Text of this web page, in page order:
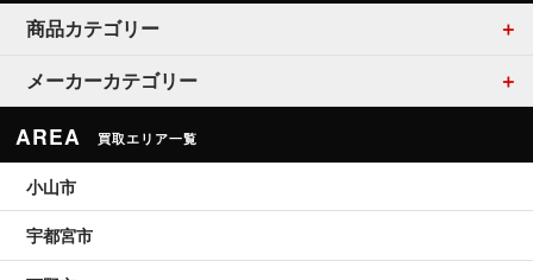
商品カテゴリー
メーカーカテゴリー
AREA 買取エリア一覧
小山市
宇都宮市